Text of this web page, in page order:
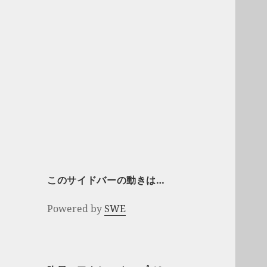
このサイドバーの動きは…
Powered by SWE